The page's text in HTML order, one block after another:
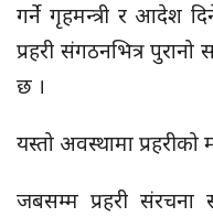
गर्ने गृहमन्त्री र आदेश
प्रहरी संगठनभित्र
छ ।
यस्तो अवस्थामा
जबसम्म प्रहरी संरचना